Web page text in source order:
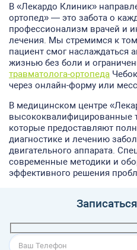
В «Лекардо Клиник»
ортопед» — это забота о
профессионализм врачей и
лечения. Мы стремимся к
пациент смог наслаждаться
жизнью без боли и
травматолога-ортопеда
через онлайн-форму или
В медицинском центре
высококвалифицированные
которые предоставляют
диагностике и лечению
двигательного аппарата.
современные методики и
эффективного решения